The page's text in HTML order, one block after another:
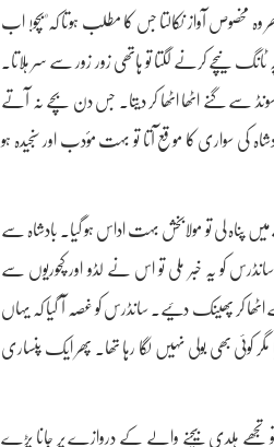
مخصوص آواز نکالتا جس کا مطلب ہوتا کہ"بچو! اب
نیچے کرنے لگتا تو ہاتھی زور زور سے سر ہلاتا۔
سے گنے اٹھا اٹھا کر دیتا۔ جس دن بچے نہ آتے
کی سواری کا موقع آتا تو بہت مؤدب اور سنجیدہ ہو
پناہ لی تو مولابخش بہت اداس ہو گیا۔ بادشاہ سے
کو یہ خبر ملی تو اس نے لڈو اور کچوریوں سے
کر پھینک دئیے۔ سانڈرس کو غصہ آ گیا کہ یہاں
کوئی بھی بولی نہیں لگا رہا تھا۔ پھر ایک پنساری
تجھے ہلدی بیچنے والے کے دروازے پر جانا پڑے